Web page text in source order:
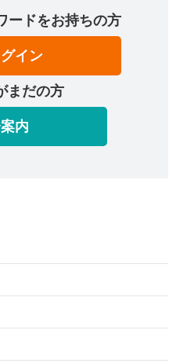
ードをお持ちの方
イン
まだの方
内